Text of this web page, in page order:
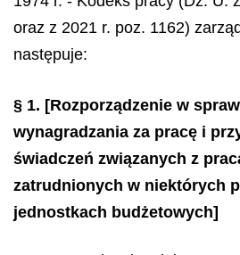
oraz z 2021 r. poz. 1162)
następuje:
§ 1. [Rozporządzenie w
wynagradzania za pracę i
świadczeń związanych z
zatrudnionych w niektórych
jednostkach budżetowych]